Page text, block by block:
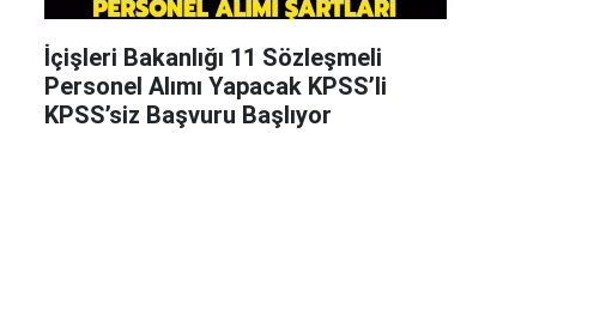
İçişleri Bakanlığı 11 Sözleşmeli
Personel Alımı Yapacak KPSS’li
KPSS’siz Başvuru Başlıyor